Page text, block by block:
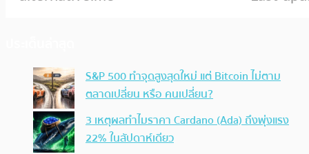
S&P 500 ทำจุดสูงสุดใหม่ แต่ Bitcoin ไม่ตาม
ตลาดเปลี่ยน หรือ คนเปลี่ยน?
3 เหตุผลทำไมราคา Cardano (Ada) ถึงพุ่งแรง
22% ในสัปดาห์เดียว